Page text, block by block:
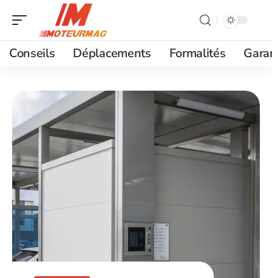
Conseils Déplacements Formalités